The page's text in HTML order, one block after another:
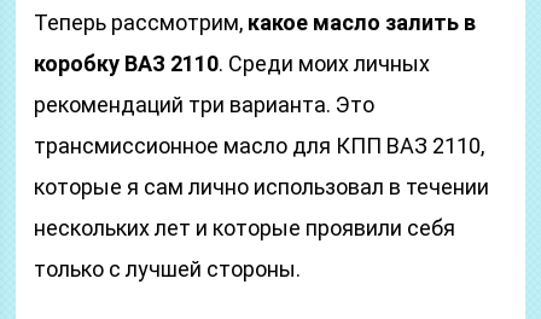
Теперь рассмотрим, какое масло залить в
коробку ВАЗ 2110. Среди моих личных
рекомендаций три варианта. Это
трансмиссионное масло для КПП ВАЗ 2110,
которые я сам лично использовал в течении
нескольких лет и которые проявили себя
только с лучшей стороны.